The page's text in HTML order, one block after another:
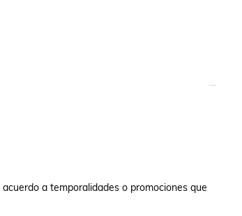
a temporalidades o promociones que